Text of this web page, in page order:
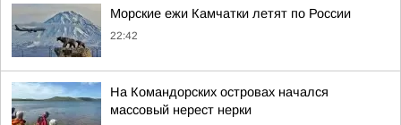
Морские ежи Камчатки летят по России
22:42
На Командорских островах начался
массовый нерест нерки